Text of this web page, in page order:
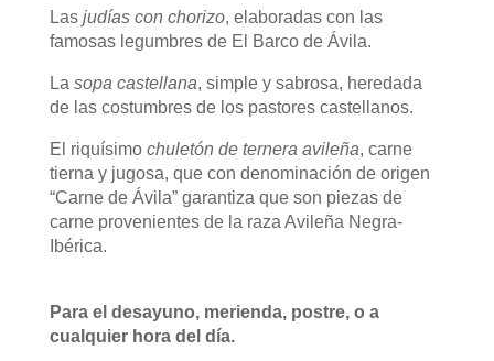
Las judías con chorizo, elaboradas con las
famosas legumbres de El Barco de Ávila.
La sopa castellana, simple y sabrosa, heredada
de las costumbres de los pastores castellanos.
El riquísimo chuletón de ternera avileña, carne
tierna y jugosa, que con denominación de origen
“Carne de Ávila” garantiza que son piezas de
carne provenientes de la raza Avileña Negra-
Ibérica.
Para el desayuno, merienda, postre, o a
cualquier hora del día.